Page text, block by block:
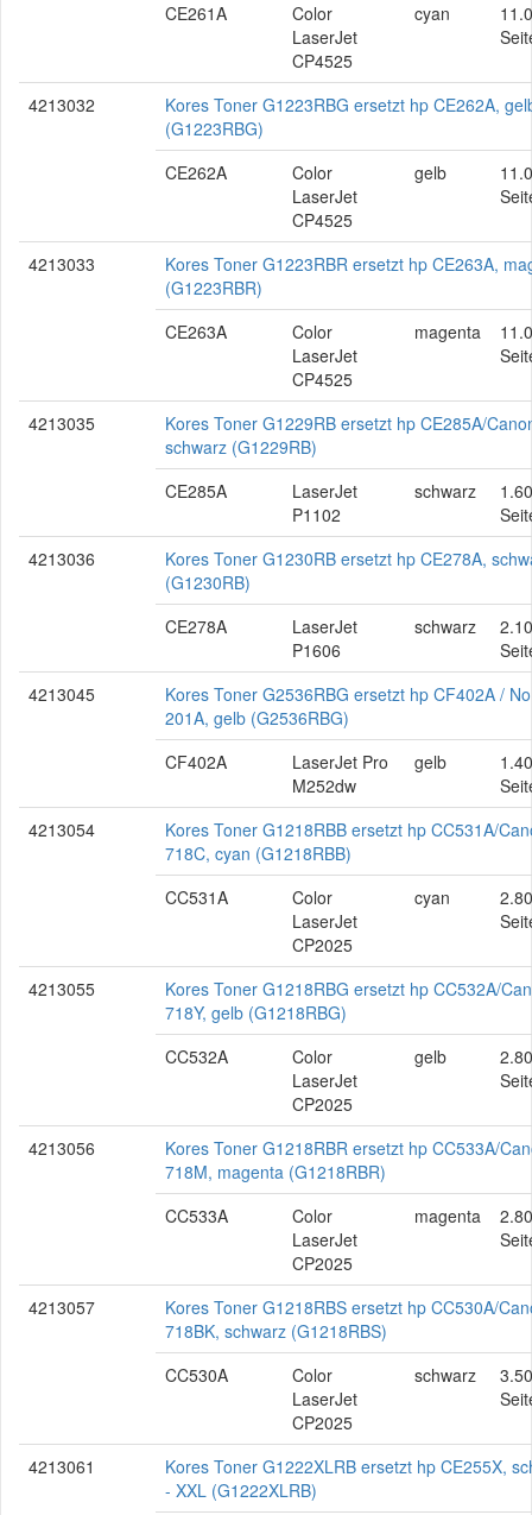
CE261A
Color
LaserJet
CP4525
cyan
4213032
Kores Toner G1223RBG ersetzt hp CE262A,
(G1223RBG)
CE262A
Color
LaserJet
CP4525
gelb
4213033
Kores Toner G1223RBR ersetzt hp CE263A,
(G1223RBR)
CE263A
Color
LaserJet
CP4525
magenta
4213035
Kores Toner G1229RB ersetzt hp CE285A/
schwarz (G1229RB)
CE285A
LaserJet
P1102
schwarz
4213036
Kores Toner G1230RB ersetzt hp CE278A,
(G1230RB)
CE278A
LaserJet
P1606
schwarz
4213045
Kores Toner G2536RBG ersetzt hp CF402A /
201A, gelb (G2536RBG)
CF402A
LaserJet Pro
M252dw
gelb
4213054
Kores Toner G1218RBB ersetzt hp CC531A/
718C, cyan (G1218RBB)
CC531A
Color
LaserJet
CP2025
cyan
4213055
Kores Toner G1218RBG ersetzt hp CC532A/
718Y, gelb (G1218RBG)
CC532A
Color
LaserJet
CP2025
gelb
4213056
Kores Toner G1218RBR ersetzt hp CC533A/
718M, magenta (G1218RBR)
CC533A
Color
LaserJet
CP2025
magenta
4213057
Kores Toner G1218RBS ersetzt hp CC530A/
718BK, schwarz (G1218RBS)
CC530A
Color
LaserJet
CP2025
schwarz
4213061
Kores Toner G1222XLRB ersetzt hp CE255X,
- XXL (G1222XLRB)